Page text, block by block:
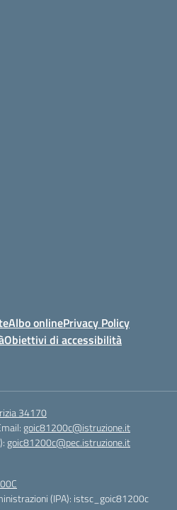
Albo onlinePrivacy Policy
Obiettivi di accessibilità
34170
goic81200c@istruzione.it
goic81200c@pec.istruzione.it
(IPA): istsc_goic81200c